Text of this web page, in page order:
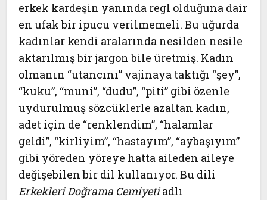
erkek kardeşin yanında regl olduğuna dair
en ufak bir ipucu verilmemeli. Bu uğurda
kadınlar kendi aralarında nesilden nesile
aktarılmış bir jargon bile üretmiş. Kadın
olmanın “utancını” vajinaya taktığı “şey”,
“kuku”, “muni”, “dudu”, “piti” gibi özenle
uydurulmuş sözcüklerle azaltan kadın,
adet için de “renklendim”, “halamlar
geldi”, “kirliyim”, “hastayım”, “aybaşıyım”
gibi yöreden yöreye hatta aileden aileye
değişebilen bir dil kullanıyor. Bu dili
Erkekleri Doğrama Cemiyetiadlı